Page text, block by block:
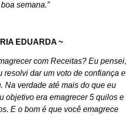
semana.”
EDUARDA ~
com Receitas? Eu pensei,
resolvi dar um voto de confiança e
Na verdade até mais do que eu
objetivo era emagrecer 5 quilos e
E o bom é que você emagrece